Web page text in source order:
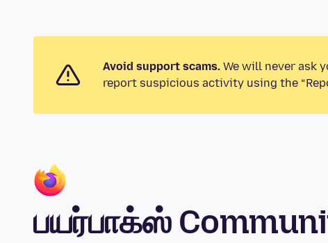
Avoid support scams. We will never ask
report suspicious activity using the
பயர்பாக்ஸ்